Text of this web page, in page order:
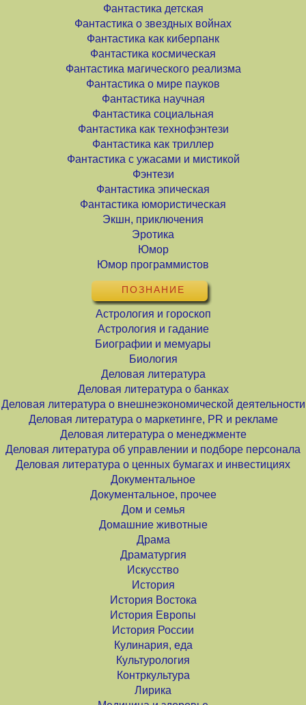
Фантастика детская
Фантастика о звездных войнах
Фантастика как киберпанк
Фантастика космическая
Фантастика магического реализма
Фантастика о мире пауков
Фантастика научная
Фантастика социальная
Фантастика как технофэнтези
Фантастика как триллер
Фантастика с ужасами и мистикой
Фэнтези
Фантастика эпическая
Фантастика юмористическая
Экшн, приключения
Эротика
Юмор
Юмор программистов
ПОЗНАНИЕ
Астрология и гороскоп
Астрология и гадание
Биографии и мемуары
Биология
Деловая литература
Деловая литература о банках
Деловая литература о внешнеэкономической деятельности
Деловая литература о маркетинге, PR и рекламе
Деловая литература о менеджменте
Деловая литература об управлении и подборе персонала
Деловая литература о ценных бумагах и инвестициях
Документальное
Документальное, прочее
Дом и семья
Домашние животные
Драма
Драматургия
Искусство
История
История Востока
История Европы
История России
Кулинария, еда
Культурология
Контркультура
Лирика